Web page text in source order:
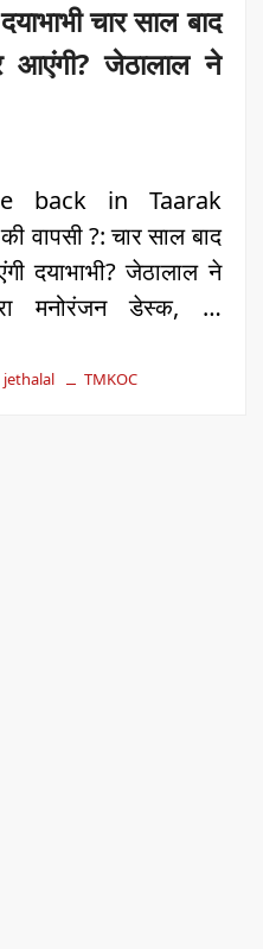
चार साल बाद
आएंगी? जेठालाल ने
back in Taarak
वापसी ?: चार साल बाद
दयाभाभी? जेठालाल ने
मनोरंजन डेस्क, …
jethalal TMKOC